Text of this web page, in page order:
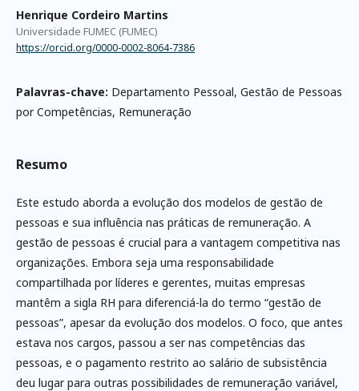
Henrique Cordeiro Martins
Universidade FUMEC (FUMEC)
https://orcid.org/0000-0002-8064-7386
Palavras-chave: Departamento Pessoal, Gestão de Pessoas
por Competências, Remuneração
Resumo
Este estudo aborda a evolução dos modelos de gestão de
pessoas e sua influência nas práticas de remuneração. A
gestão de pessoas é crucial para a vantagem competitiva nas
organizações. Embora seja uma responsabilidade
compartilhada por líderes e gerentes, muitas empresas
mantêm a sigla RH para diferenciá-la do termo “gestão de
pessoas”, apesar da evolução dos modelos. O foco, que antes
estava nos cargos, passou a ser nas competências das
pessoas, e o pagamento restrito ao salário de subsistência
deu lugar para outras possibilidades de remuneração variável,